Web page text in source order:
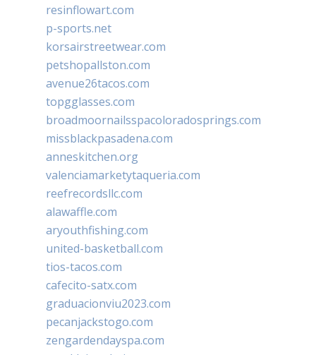
resinflowart.com
p-sports.net
korsairstreetwear.com
petshopallston.com
avenue26tacos.com
topgglasses.com
broadmoornailsspacoloradosprings.com
missblackpasadena.com
anneskitchen.org
valenciamarketytaqueria.com
reefrecordsllc.com
alawaffle.com
aryouthfishing.com
united-basketball.com
tios-tacos.com
cafecito-satx.com
graduacionviu2023.com
pecanjackstogo.com
zengardendayspa.com